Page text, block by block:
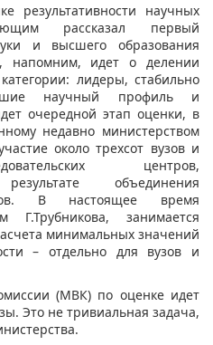
результативности научных
рассказал первый
и высшего образования
напомним, идет о делении
лидеры, стабильно
научный профиль и
очередной этап оценки, в
недавно министерством
около трехсот вузов и
центров,
объединения
В настоящее время
Г.Трубникова, занимается
минимальных значений
– отдельно для вузов и
(МВК) по оценке идет
Это не тривиальная задача,